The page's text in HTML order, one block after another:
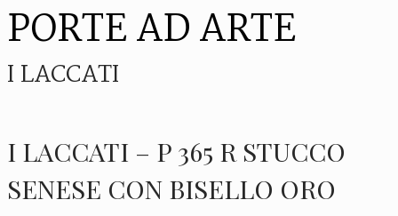
PORTE AD ARTE
I LACCATI
I LACCATI – P 365 R STUCCO
SENESE CON BISELLO ORO